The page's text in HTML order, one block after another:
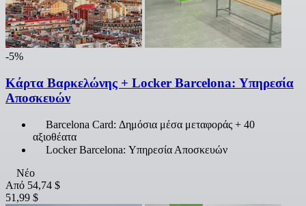
-5%
Κάρτα Βαρκελώνης + Locker Barcelona: Υπηρεσία
Αποσκευών
Barcelona Card: Δημόσια μέσα μεταφοράς + 40
αξιοθέατα
Locker Barcelona: Υπηρεσία Αποσκευών
Νέο
Από 54,74 $
51,99 $